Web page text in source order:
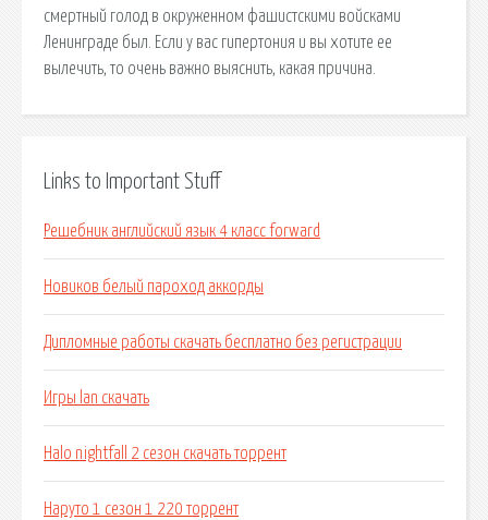
смертный голод в окруженном фашистскими войсками
Ленинграде был. Если у вас гипертония и вы хотите ее
вылечить, то очень важно выяснить, какая причина.
Links to Important Stuff
Решебник английский язык 4 класс forward
Новиков белый пароход аккорды
Дипломные работы скачать бесплатно без регистрации
Игры lan скачать
Halo nightfall 2 сезон скачать торрент
Наруто 1 сезон 1 220 торрент